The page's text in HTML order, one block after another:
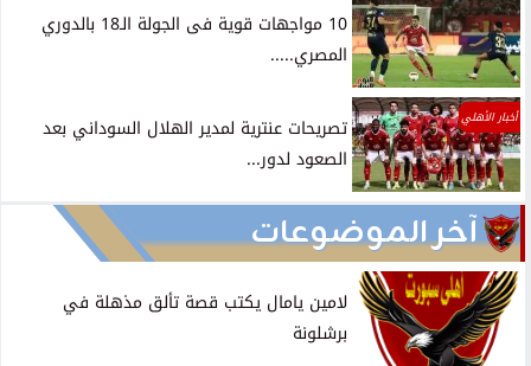
10 مواجهات قوية فى الجولة الـ18 بالدوري
المصري.....
أخبار الأهلي
تصريحات عنترية لمدير الهلال السوداني بعد
الصعود لدور...
آخر الموضوعات
لامين يامال يكتب قصة تألق مذهلة في
برشلونة